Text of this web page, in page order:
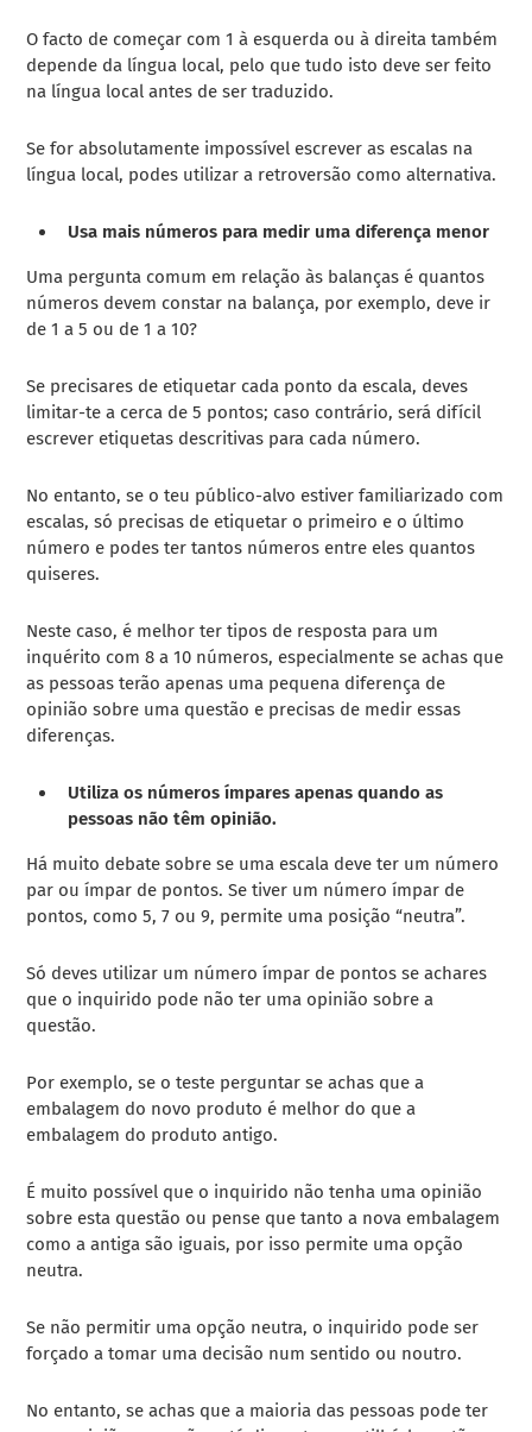
O facto de começar com 1 à esquerda ou à direita também
depende da língua local, pelo que tudo isto deve ser feito
na língua local antes de ser traduzido.
Se for absolutamente impossível escrever as escalas na
língua local, podes utilizar a retroversão como alternativa.
Usa mais números para medir uma diferença menor
Uma pergunta comum em relação às balanças é quantos
números devem constar na balança, por exemplo, deve ir
de 1 a 5 ou de 1 a 10?
Se precisares de etiquetar cada ponto da escala, deves
limitar-te a cerca de 5 pontos; caso contrário, será difícil
escrever etiquetas descritivas para cada número.
No entanto, se o teu público-alvo estiver familiarizado com
escalas, só precisas de etiquetar o primeiro e o último
número e podes ter tantos números entre eles quantos
quiseres.
Neste caso, é melhor ter tipos de resposta para um
inquérito com 8 a 10 números, especialmente se achas que
as pessoas terão apenas uma pequena diferença de
opinião sobre uma questão e precisas de medir essas
diferenças.
Utiliza os números ímpares apenas quando as
pessoas não têm opinião.
Há muito debate sobre se uma escala deve ter um número
par ou ímpar de pontos. Se tiver um número ímpar de
pontos, como 5, 7 ou 9, permite uma posição “neutra”.
Só deves utilizar um número ímpar de pontos se achares
que o inquirido pode não ter uma opinião sobre a
questão.
Por exemplo, se o teste perguntar se achas que a
embalagem do novo produto é melhor do que a
embalagem do produto antigo.
É muito possível que o inquirido não tenha uma opinião
sobre esta questão ou pense que tanto a nova embalagem
como a antiga são iguais, por isso permite uma opção
neutra.
Se não permitir uma opção neutra, o inquirido pode ser
forçado a tomar uma decisão num sentido ou noutro.
No entanto, se achas que a maioria das pessoas pode ter